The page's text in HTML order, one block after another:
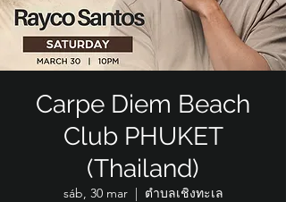
Carpe Diem Beach
Club PHUKET
(Thailand)
sáb, 30 mar
  |
ตำบลเชิงทะเล